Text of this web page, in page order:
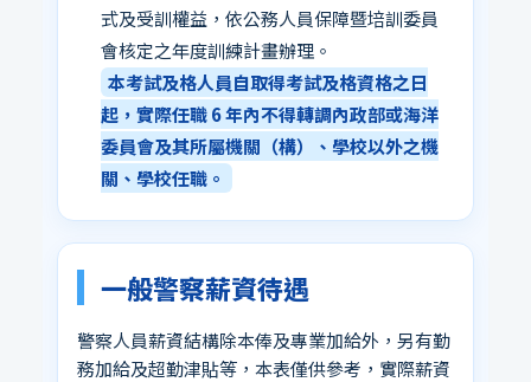
式及受訓權益，依公務人員保障暨培訓委員
會核定之年度訓練計畫辦理。
本考試及格人員自取得考試及格資格之日
起，實際任職 6 年內不得轉調內政部或海洋
委員會及其所屬機關（構）、學校以外之機
關、學校任職。
一般警察薪資待遇
警察人員薪資結構除本俸及專業加給外，另有勤
務加給及超勤津貼等，本表僅供參考，實際薪資